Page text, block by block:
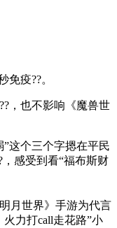
免疫??。
，也不影响《魔兽世
这个三个字摁在平民
感受到看“福布斯财
月世界》手游为代言
力打call走花路”小